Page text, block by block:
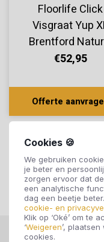
Cookies 🍪
We gebruiken
je beter en
zorgen ervoor dat
een analytische
dag een beetje
cookie- en
Klik op ‘Oké’ om te
‘Weigeren’,
cookies.
Floorlife Click
Visgraat Yup
Brentford
2002
€52,95
Offerte